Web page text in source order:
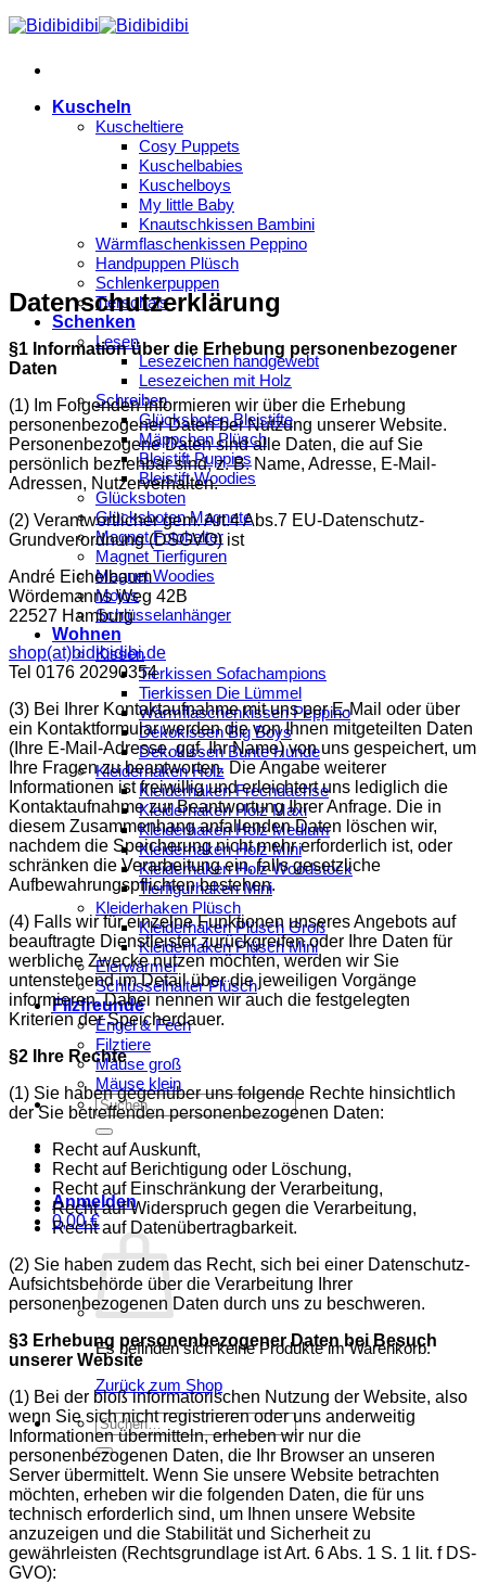
Zum
Inhalt
Kuscheln
Kuscheltiere
Cosy Puppets
Kuschelbabies
Kuschelboys
My little Baby
Knautschkissen Bambini
Wärmflaschenkissen Peppino
Handpuppen Plüsch
Schlenkerpuppen
Tierschals
Schenken
Lesen
Lesezeichen handgewebt
Lesezeichen mit Holz
Schreiben
Glücksboten Bleistifte
Mäppchen Plüsch
Bleistift Puppies
Bleistift Woodies
Glücksboten
Glücksboten Magnete
Magnet Fotohalter
Magnet Tierfiguren
Magnet Woodies
Mojos
Schlüsselanhänger
Wohnen
Kissen
Tierkissen Sofachampions
Tierkissen Die Lümmel
Wärmflaschenkissen Peppino
Dekokissen Big Boys
Dekokissen Bunte Hunde
Kleiderhaken Holz
Kleiderhaken Frechdachse
Kleiderhaken Holz Maxi
Kleiderhaken Holz Medium
Kleiderhaken Holz Mini
Kleiderhaken Holz Woodstock
Tierfigurhaken Mini
Kleiderhaken Plüsch
Kleiderhaken Plüsch Groß
Kleiderhaken Plüsch Mini
Eierwärmer
Schlüsselhalter Plüsch
Filzfreunde
Engel & Feen
Filztiere
Mäuse groß
Mäuse klein
Suchen
nach:
Anmelden
0,00€
Es befinden sich keine Produkte im Warenkorb.
Zurück zum Shop
Suchen
nach:
Datenschutzerklärung
§1 Information über die Erhebung personenbezogener
Daten
(1) Im Folgenden informieren wir über die Erhebung
personenbezogener Daten bei Nutzung unserer Website.
Personenbezogene Daten sind alle Daten, die auf Sie
persönlich beziehbar sind, z. B. Name, Adresse, E-Mail-
Adressen, Nutzerverhalten.
(2) Verantwortlicher gem. Art.4 Abs.7 EU-Datenschutz-
Grundverordnung (DSGVO) ist
André Eichelbaum
Wördemanns Weg 42B
22527 Hamburg
shop(at)bidibidibi.de
Tel 0176 20290354
(3) Bei Ihrer Kontaktaufnahme mit uns per E-Mail oder über
ein Kontaktformular werden die von Ihnen mitgeteilten Daten
(Ihre E-Mail-Adresse, ggf. Ihr Name) von uns gespeichert, um
Ihre Fragen zu beantworten. Die Angabe weiterer
Informationen ist freiwillig und erleichtert uns lediglich die
Kontaktaufnahme zur Beantwortung Ihrer Anfrage. Die in
diesem Zusammenhang anfallenden Daten löschen wir,
nachdem die Speicherung nicht mehr erforderlich ist, oder
schränken die Verarbeitung ein, falls gesetzliche
Aufbewahrungspflichten bestehen.
(4) Falls wir für einzelne Funktionen unseres Angebots auf
beauftragte Dienstleister zurückgreifen oder Ihre Daten für
werbliche Zwecke nutzen möchten, werden wir Sie
untenstehend im Detail über die jeweiligen Vorgänge
informieren. Dabei nennen wir auch die festgelegten
Kriterien der Speicherdauer.
§2 Ihre Rechte
(1) Sie haben gegenüber uns folgende Rechte hinsichtlich
der Sie betreffenden personenbezogenen Daten:
Recht auf Auskunft,
Recht auf Berichtigung oder Löschung,
Recht auf Einschränkung der Verarbeitung,
Recht auf Widerspruch gegen die Verarbeitung,
Recht auf Datenübertragbarkeit.
(2) Sie haben zudem das Recht, sich bei einer Datenschutz-
Aufsichtsbehörde über die Verarbeitung Ihrer
personenbezogenen Daten durch uns zu beschweren.
§3 Erhebung personenbezogener Daten bei Besuch
unserer Website
(1) Bei der bloß informatorischen Nutzung der Website, also
wenn Sie sich nicht registrieren oder uns anderweitig
Informationen übermitteln, erheben wir nur die
personenbezogenen Daten, die Ihr Browser an unseren
Server übermittelt. Wenn Sie unsere Website betrachten
möchten, erheben wir die folgenden Daten, die für uns
technisch erforderlich sind, um Ihnen unsere Website
anzuzeigen und die Stabilität und Sicherheit zu
gewährleisten (Rechtsgrundlage ist Art. 6 Abs. 1 S. 1 lit. f DS-
GVO):